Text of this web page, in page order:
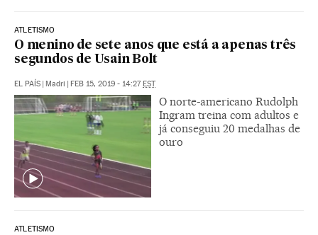
ATLETISMO
O menino de sete anos que está a apenas três
segundos de Usain Bolt
EL PAÍS Madri FEB 15, 2019 - 14:27 EST
O norte-americano Rudolph
Ingram treina com adultos e
já conseguiu 20 medalhas de
ouro
ATLETISMO